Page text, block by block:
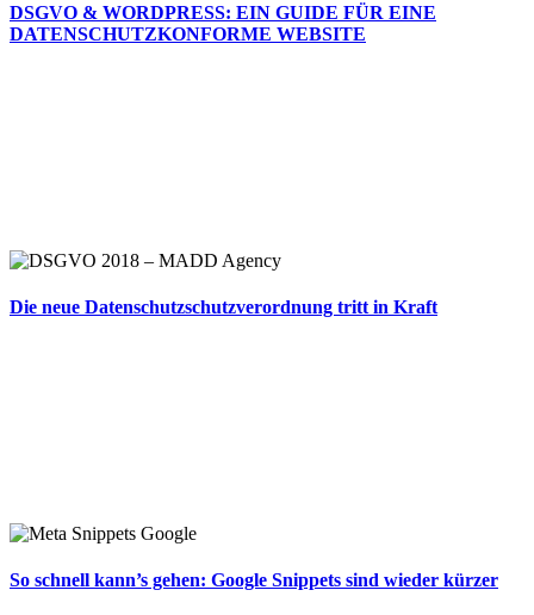
DSGVO & WORDPRESS: EIN GUIDE FÜR EINE
DATENSCHUTZKONFORME WEBSITE
Die neue Datenschutzschutzverordnung tritt in Kraft
So schnell kann’s gehen: Google Snippets sind wieder kürzer